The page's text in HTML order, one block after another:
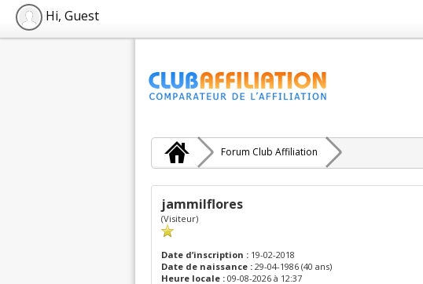
Hi, Guest
Forum Club Affiliation
jammilflores
(Visiteur)
Date d’inscription : 19-02-2018
Date de naissance : 29-04-1986 (40 ans)
Heure locale : 09-08-2026 à 12:37